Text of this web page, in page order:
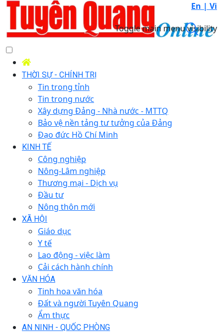
En | Vi
Toggle main menu visibility
THỜI SỰ - CHÍNH TRỊ
Tin trong tỉnh
Tin trong nước
Xây dựng Đảng - Nhà nước - MTTQ
Bảo vệ nền tảng tư tưởng của Đảng
Đạo đức Hồ Chí Minh
KINH TẾ
Công nghiệp
Nông-Lâm nghiệp
Thương mại - Dịch vụ
Đầu tư
Nông thôn mới
XÃ HỘI
Giáo dục
Y tế
Lao động - việc làm
Cải cách hành chính
VĂN HÓA
Tinh hoa văn hóa
Đất và người Tuyên Quang
Ẩm thực
AN NINH - QUỐC PHÒNG